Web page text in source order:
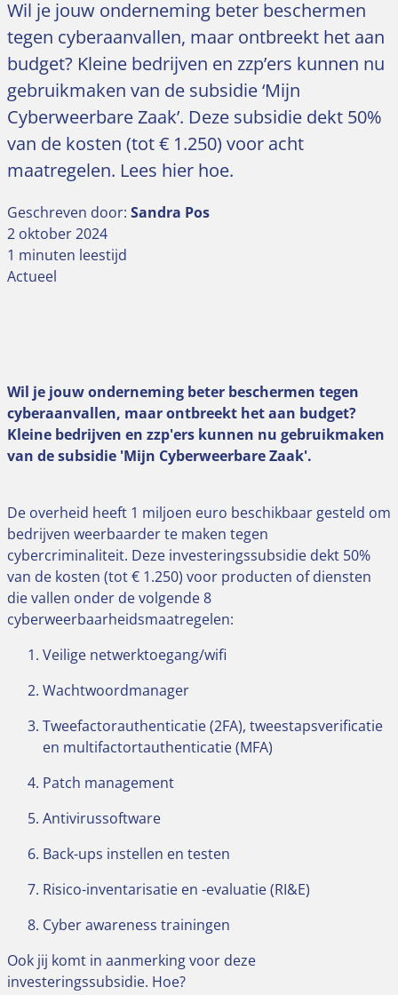
Wil je jouw onderneming beter beschermen
tegen cyberaanvallen, maar ontbreekt het aan
budget? Kleine bedrijven en zzp’ers kunnen nu
gebruikmaken van de subsidie ‘Mijn
Cyberweerbare Zaak’. Deze subsidie dekt 50%
van de kosten (tot € 1.250) voor acht
maatregelen. Lees hier hoe.
Geschreven door: Sandra Pos
2 oktober 2024
1 minuten leestijd
Actueel
Wil je jouw onderneming beter beschermen tegen
cyberaanvallen, maar ontbreekt het aan budget?
Kleine bedrijven en zzp'ers kunnen nu gebruikmaken
van de subsidie 'Mijn Cyberweerbare Zaak'.
De overheid heeft 1 miljoen euro beschikbaar gesteld om
bedrijven weerbaarder te maken tegen
cybercriminaliteit. Deze investeringssubsidie dekt 50%
van de kosten (tot € 1.250) voor producten of diensten
die vallen onder de volgende 8
cyberweerbaarheidsmaatregelen:
Veilige netwerktoegang/wifi
Wachtwoordmanager
Tweefactorauthenticatie (2FA), tweestapsverificatie
en multifactortauthenticatie (MFA)
Patch management
Antivirussoftware
Back-ups instellen en testen
Risico-inventarisatie en -evaluatie (RI&E)
Cyber awareness trainingen
Ook jij komt in aanmerking voor deze
investeringssubsidie. Hoe?